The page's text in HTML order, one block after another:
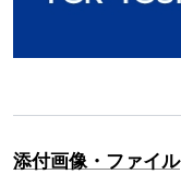
添付画像・ファイル